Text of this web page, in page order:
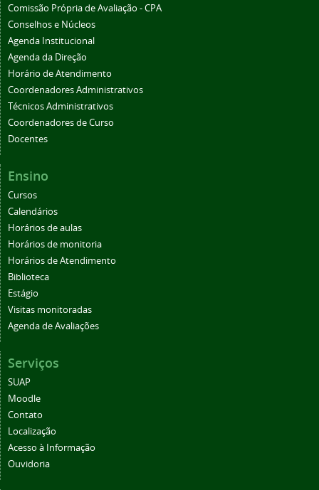
Comissão Própria de Avaliação - CPA
Conselhos e Núcleos
Agenda Institucional
Agenda da Direção
Horário de Atendimento
Coordenadores Administrativos
Técnicos Administrativos
Coordenadores de Curso
Docentes
Ensino
Cursos
Calendários
Horários de aulas
Horários de monitoria
Horários de Atendimento
Biblioteca
Estágio
Visitas monitoradas
Agenda de Avaliações
Serviços
SUAP
Moodle
Contato
Localização
Acesso à Informação
Ouvidoria